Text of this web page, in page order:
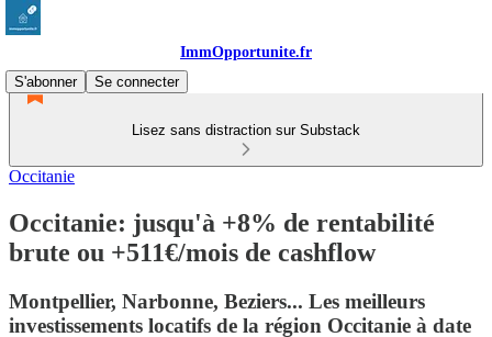
ImmOpportunite.fr
S'abonner
Se connecter
Lisez sans distraction sur Substack
Occitanie
Occitanie: jusqu'à +8% de rentabilité
brute ou +511€/mois de cashflow
Montpellier, Narbonne, Beziers... Les meilleurs
investissements locatifs de la région Occitanie à date